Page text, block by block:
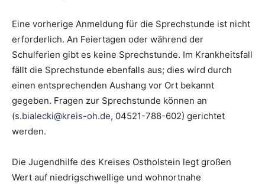
Eine vorherige Anmeldung für die Sprechstunde ist nicht
erforderlich. An Feiertagen oder während der
Schulferien gibt es keine Sprechstunde. Im Krankheitsfall
fällt die Sprechstunde ebenfalls aus; dies wird durch
einen entsprechenden Aushang vor Ort bekannt
gegeben. Fragen zur Sprechstunde können an
(s.bialecki@kreis-oh.de, 04521-788-602) gerichtet
werden.
Die Jugendhilfe des Kreises Ostholstein legt großen
Wert auf niedrigschwellige und wohnortnahe